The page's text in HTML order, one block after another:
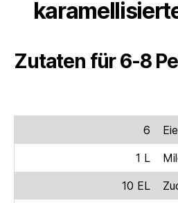
Zutaten für 6-8
6
1 L
10 EL